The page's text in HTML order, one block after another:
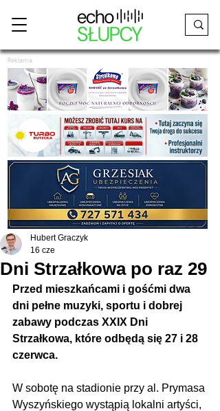
Reklama
Dni Strzałkowa po raz 29
Hubert Graczyk
16 cze
Przed mieszkańcami i gośćmi dwa
dni pełne muzyki, sportu i dobrej
zabawy podczas XXIX Dni
Strzałkowa, które odbędą się 27 i 28
czerwca.
W sobotę na stadionie przy al. Prymasa
Wyszyńskiego wystąpią lokalni artyści,